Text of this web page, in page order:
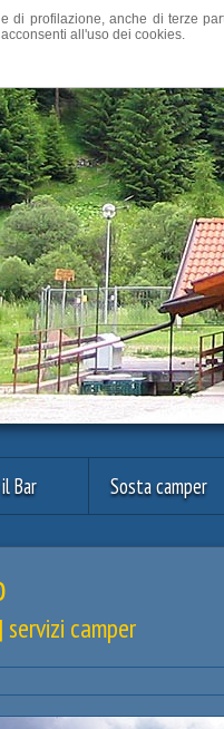
il Bar Sosta camper
camper
di profilazione, anche di terze
all'uso dei cookies.